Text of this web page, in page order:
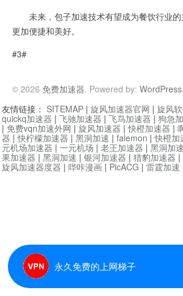
未来，包子加速技术有望成为餐饮行业的
更加便捷和美好。
#3#
© 2026 免费加速器. Powered by: WordPress.
永久免费的上网梯子
友情链接： SITEMAP | 旋风加速器官网 | 旋风
quickq加速器 | 飞驰加速器 | 飞鸟加速器 | 狗急
| 免费vqn加速外网 | 旋风加速器 |快橙加速器 |
器 |快柠檬加速器 | 黑洞加速 | falemon |快橙加
元机场加速器 | 一元机场 | 老王加速器 | 黑洞加
果加速器 | 黑洞加速 | 银河加速器 | 猎豹加速器 |
旋风加速器度器 | 哔咔漫画 | PicACG | 雷霆加速